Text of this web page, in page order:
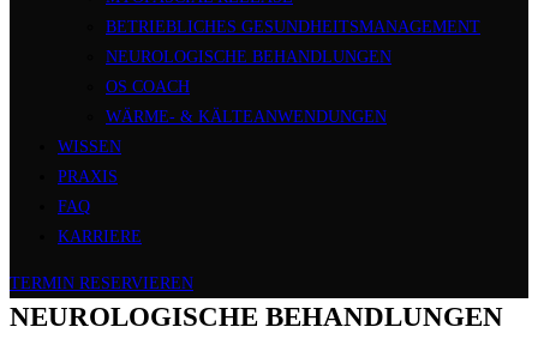
BETRIEBLICHES GESUNDHEITSMANAGEMENT
NEUROLOGISCHE BEHANDLUNGEN
OS COACH
WÄRME- & KÄLTEANWENDUNGEN
WISSEN
PRAXIS
FAQ
KARRIERE
TERMIN RESERVIEREN
NEUROLOGISCHE BEHANDLUNGEN